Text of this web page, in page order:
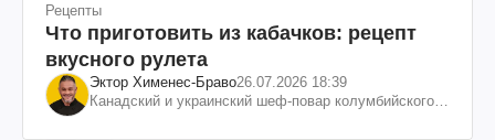
Рецепты
Что приготовить из кабачков: рецепт
вкусного рулета
Эктор Хименес-Браво26.07.2026 18:39
Канадский и украинский шеф-повар колумбийского